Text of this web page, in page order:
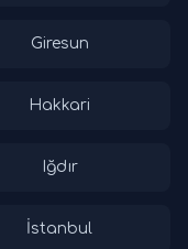
Giresun
Hakkari
Iğdır
İstanbul